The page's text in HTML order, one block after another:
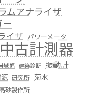
ムアナライザ
イザ パワーメータ
中古計測器
域幅 建築診断
振動計
研究所 菊水
砂製作所